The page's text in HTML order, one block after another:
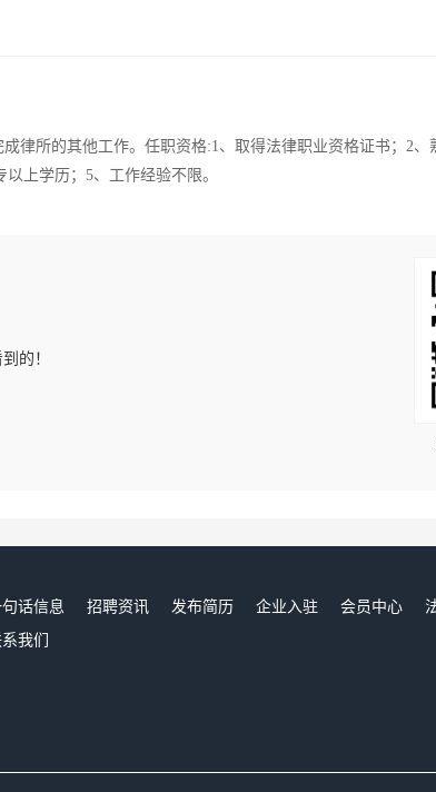
律所的其他工作。任职资格:1、取得法律职业资格证书；2、
上学历；5、工作经验不限。
的！
话信息 招聘资讯 发布简历 企业入驻 会员中心
我们